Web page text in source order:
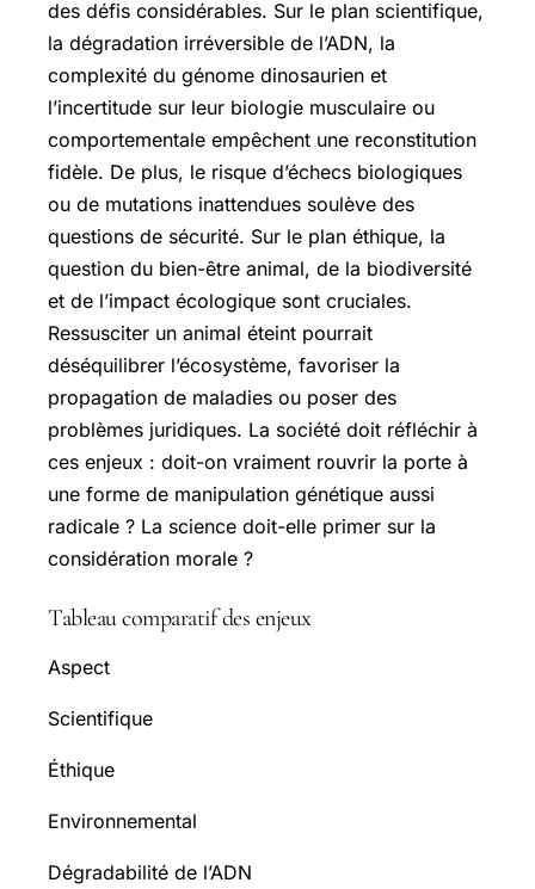
des défis considérables. Sur le plan scientifique,
la dégradation irréversible de l’ADN, la
complexité du génome dinosaurien et
l’incertitude sur leur biologie musculaire ou
comportementale empêchent une reconstitution
fidèle. De plus, le risque d’échecs biologiques
ou de mutations inattendues soulève des
questions de sécurité. Sur le plan éthique, la
question du bien-être animal, de la biodiversité
et de l’impact écologique sont cruciales.
Ressusciter un animal éteint pourrait
déséquilibrer l’écosystème, favoriser la
propagation de maladies ou poser des
problèmes juridiques. La société doit réfléchir à
ces enjeux : doit-on vraiment rouvrir la porte à
une forme de manipulation génétique aussi
radicale ? La science doit-elle primer sur la
considération morale ?
Tableau comparatif des enjeux
Aspect
Scientifique
Éthique
Environnemental
Dégradabilité de l’ADN